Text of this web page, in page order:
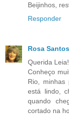
Beijinhos,
Responder
Rosa Santos
Querida Leia!
Conheço
Rio, minhas
está lindo,
quando
cortado na